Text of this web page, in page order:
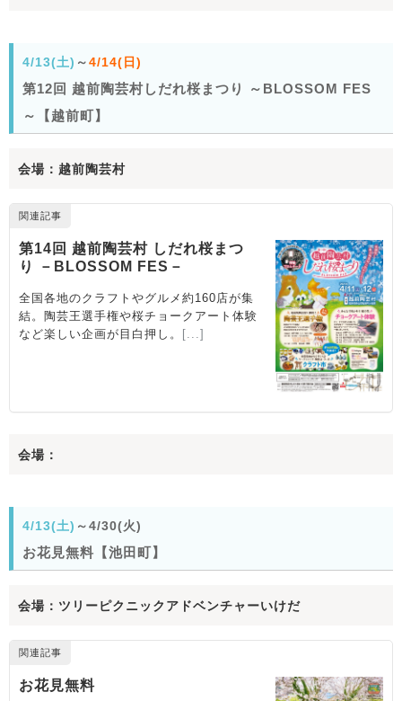
4/13(土) ～4/14(日)
第12回 越前陶芸村しだれ桜まつり ～BLOSSOM FES
～【越前町】
会場：越前陶芸村
会場：
4/13(土) ～4/30(火)
お花見無料【池田町】
会場：ツリーピクニックアドベンチャーいけだ